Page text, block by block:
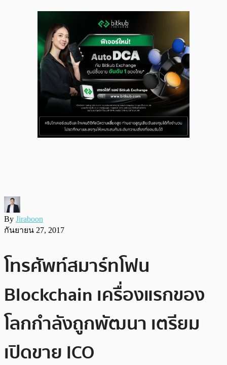
By Jiraboon
กันยายน 27, 2017
โทรศัพท์สมาร์ทโฟน
Blockchain เครื่องแรกของ
โลกกำลังถูกพัฒนา เตรียม
เปิดขาย ICO